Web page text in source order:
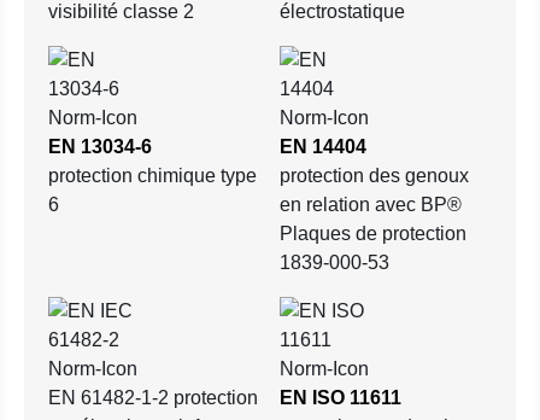
visibilité classe 2
électrostatique
EN 13034-6
protection chimique type
6
EN 14404
protection des genoux
en relation avec BP®
Plaques de protection
1839-000-53
EN 61482-1-2 protection
EN ISO 11611